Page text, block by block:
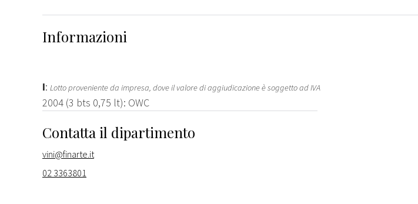
Informazioni
I: Lotto proveniente da impresa, dove il valore di aggiudicazione è soggetto ad IVA
2004 (3 bts 0,75 lt): OWC
Contatta il dipartimento
vini@finarte.it
02 3363801